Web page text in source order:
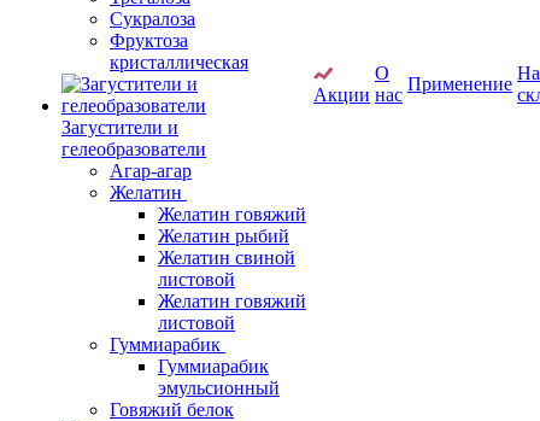
Сукралоза
Фруктоза
кристаллическая
Загустители и
гелеобразователи
Агар-агар
Желатин
Желатин говяжий
Желатин рыбий
Желатин свиной
листовой
Желатин говяжий
листовой
Гуммиарабик
Гуммиарабик
эмульсионный
Говяжий белок
Акции
О
нас
Применение